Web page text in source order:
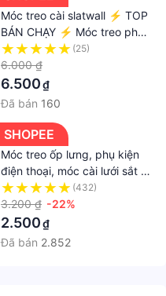
Móc treo cài slatwall ⚡ TOP
BÁN CHẠY ⚡ Móc treo phụ
kiện ốp lưng điện thoại, phụ
kiện siêu thị
(25)
6.000 ₫
6.500₫
Đã bán 160
SHOPEE
Móc treo ốp lưng, phụ kiện
điện thoại, móc cài lưới sắt -
nhiều size
(432)
3.200 ₫ -22%
2.500₫
Đã bán 2.852